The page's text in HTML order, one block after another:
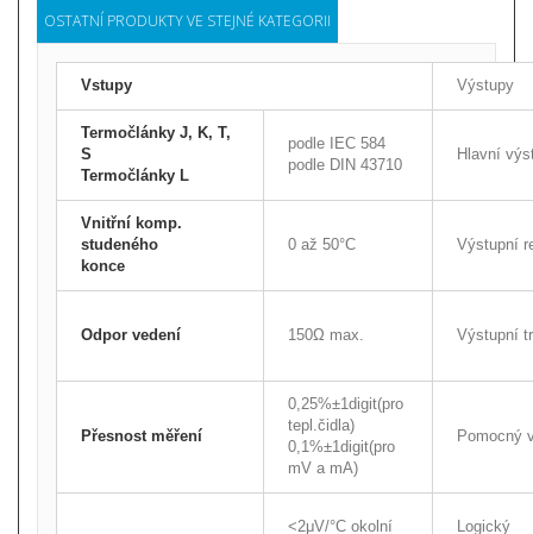
OSTATNÍ PRODUKTY VE STEJNÉ KATEGORII
Vstupy Výstupy
Termočlánky J, K, T,
S
Termočlánky L
podle IEC 584
podle DIN 43710
Hlavní
Vnitřní komp.
studeného
konce
0 až 50°C Výstupní
Odpor vedení 150Ω max. Výstupní
Přesnost měření
0,25%±1digit(pro
tepl.čidla)
0,1%±1digit(pro
mV a mA)
Pomocný
<2μV/°C okolní
Logický